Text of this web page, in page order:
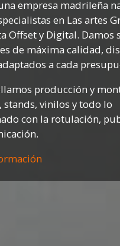
empresa madrileña
en Las artes
Offset y Digital. Damos
de máxima calidad,
a cada
producción y
stands, vinilos y todo lo
con la rotulación,